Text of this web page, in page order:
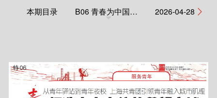
本期目录 B06 青春为中国式现代化挺膺担当 2026-04-28